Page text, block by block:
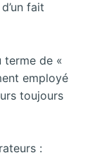
fait
terme de «
employé
toujours
: